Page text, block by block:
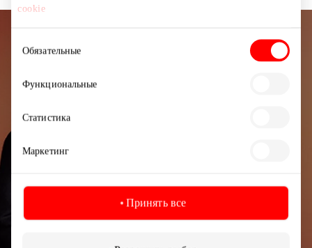
cookie
согласия
Обязательные
Функциональные
Статистика
Маркетинг
Принять все
Подписывайтесь на рассылку
мероприятиях и самой свежей информации от